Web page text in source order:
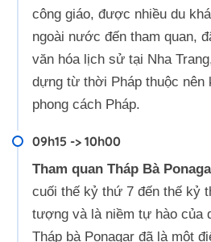
công giáo, được nhiều du
ngoài nước đến tham quan,
văn hóa lịch sử tại Nha
dựng từ thời Pháp thuộc nên
phong cách Pháp.
09h15 -> 10h00
Tham quan Tháp Bà
cuối thế kỷ thứ 7 đến thế kỷ
tượng và là niềm tự hào của
Tháp bà Ponagar đã là một